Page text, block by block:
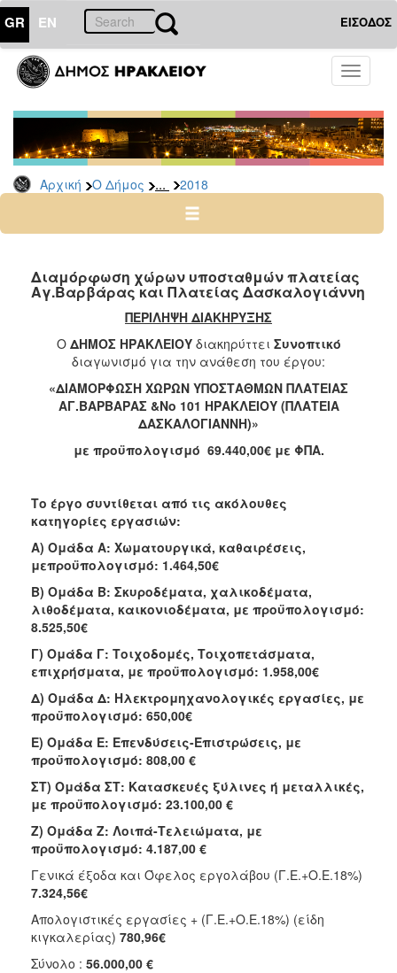
GR EN ΕΙΣΟΔΟΣ
Toggle
Αρχική Ο Δήμος ... 2018
ΔΗΜΟΣ
Διακηρύξεις
Δημοπρασίες
Αρχείο
2025
2023
2021
2020
2019
2017
2015
2013
ΤΟΠΟΣ
ΠΟΛΙΤΙΣΜΟΣ
ΑΝΘΕΚΤΙΚΗ
Διαμόρφωση χώρων υποσταθμών πλατείας
Αγ.Βαρβάρας και Πλατείας Δασκαλογιάννη
ΠΕΡΙΛΗΨΗ ΔΙΑΚΗΡΥΞΗΣ
Ο ΔΗΜΟΣ ΗΡΑΚΛΕΙΟΥ διακηρύττει Συνοπτικό
διαγωνισμό για την ανάθεση του έργου:
«ΔΙΑΜΟΡΦΩΣΗ ΧΩΡΩΝ ΥΠΟΣΤΑΘΜΩΝ ΠΛΑΤΕΙΑΣ
ΑΓ.ΒΑΡΒΑΡΑΣ &Νο 101 ΗΡΑΚΛΕΙΟΥ (ΠΛΑΤΕΙΑ
ΔΑΣΚΑΛΟΓΙΑΝΝΗ)»
με προϋπολογισμό 69.440,00€ με ΦΠΑ.
Το έργο συντίθεται από τις ακόλουθες
κατηγορίες εργασιών:
Α) Ομάδα Α: Χωματουργικά, καθαιρέσεις,
μεπροϋπολογισμό: 1.464,50€
Β) Ομάδα Β: Σκυροδέματα, χαλικοδέματα,
λιθοδέματα, καικονιοδέματα, με προϋπολογισμό:
8.525,50€
Γ) Ομάδα Γ: Τοιχοδομές, Τοιχοπετάσματα,
επιχρήσματα, με προϋπολογισμό: 1.958,00€
Δ) Ομάδα Δ: Ηλεκτρομηχανολογικές εργασίες, με
προϋπολογισμό: 650,00€
Ε) Ομάδα Ε: Επενδύσεις-Επιστρώσεις, με
προϋπολογισμό: 808,00 €
ΣΤ) Ομάδα ΣΤ: Κατασκευές ξύλινες ή μεταλλικές,
με προϋπολογισμό: 23.100,00 €
Ζ) Ομάδα Ζ: Λοιπά-Τελειώματα, με
προϋπολογισμό: 4.187,00 €
Γενικά έξοδα και Όφελος εργολάβου (Γ.Ε.+Ο.Ε.18%)
7.324,56€
Απολογιστικές εργασίες + (Γ.Ε.+Ο.Ε.18%) (είδη
κιγκαλερίας) 780,96€
Σύνολο : 56.000,00 €